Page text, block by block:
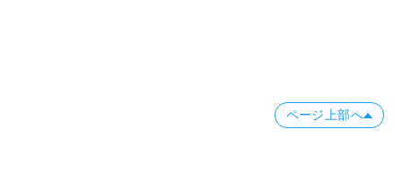
ページ上部へ